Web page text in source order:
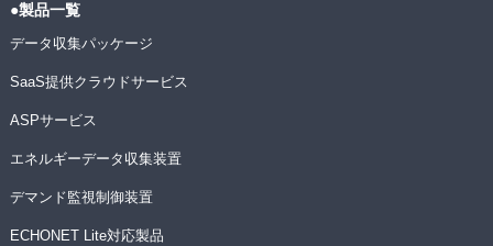
●製品一覧
データ収集パッケージ
SaaS提供クラウドサービス
ASPサービス
エネルギーデータ収集装置
デマンド監視制御装置
ECHONET Lite対応製品